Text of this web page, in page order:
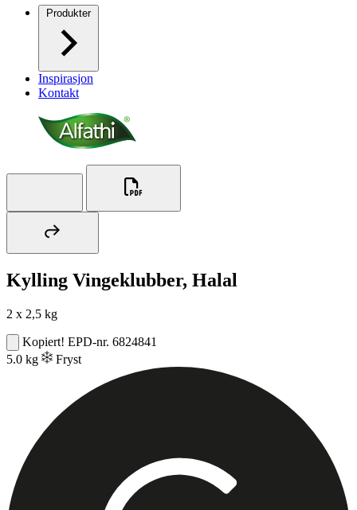
Produkter
Inspirasjon
Kontakt
Kylling Vingeklubber, Halal
2 x 2,5 kg
Kopiert! EPD-nr. 6824841
5.0 kg
Fryst